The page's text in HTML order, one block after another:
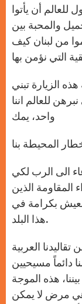
أن يأتوا
والمحبة بين
من لبنان كيف
الزيارة تبني
للعالم اننا
واحد، يمك
الى الرب لكي
المقاومة الذين
بكرامة في
هذا البلد.
العربية
دائماً مسيحيين
هذه الموجة
هي مرض لا يمكن